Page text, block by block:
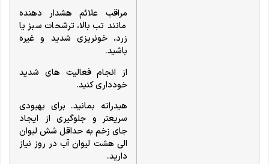
مراقب علائم هشدار دهنده
مانند تب بالا، ترشحات سبز یا
زرد، خونریزی شدید و غیره
باشید.
از انجام فعالیت های شدید
خودداری کنید.
هیدراته بمانید. برای بهبودی
سریعتر و جلوگیری از ایجاد
جای زخم به حداقل شش لیوان
الی هشت لیوان آب در روز نیاز
دارید.